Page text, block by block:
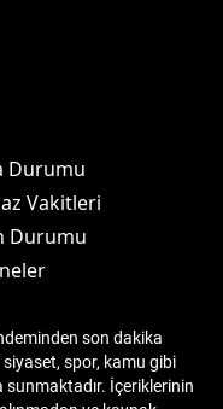
Durumu
Vakitleri
Durumu
son dakika
spor, kamu gibi
İçeriklerinin